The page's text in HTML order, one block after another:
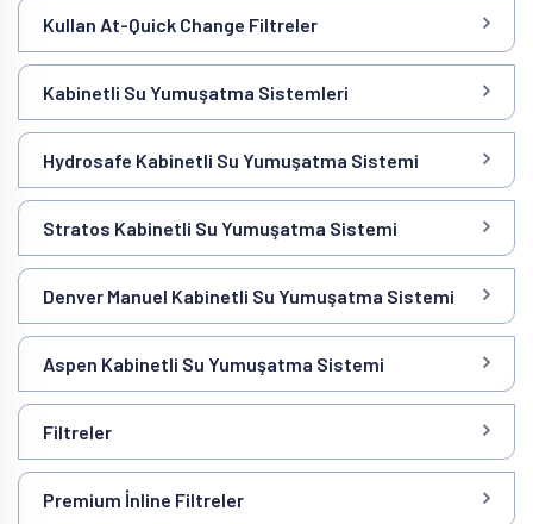
Kullan At-Quick Change Filtreler
Kabinetli Su Yumuşatma Sistemleri
Hydrosafe Kabinetli Su Yumuşatma Sistemi
Stratos Kabinetli Su Yumuşatma Sistemi
Denver Manuel Kabinetli Su Yumuşatma Sistemi
Aspen Kabinetli Su Yumuşatma Sistemi
Filtreler
Premium İnline Filtreler